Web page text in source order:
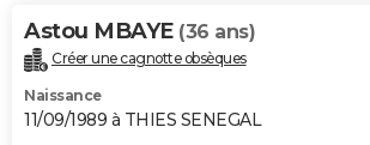
Carte de Noël
Carte Bonne année
Carte Saint-Valentin
Carte Pâques
Carte d'anniversaire
DICTIONNAIRE
Dictionnaire
Biographies
Citations
Expressions
Proverbes
PROGRAMME TV
Astou MBAYE (36 ans)
Créer une cagnotte obsèques
Naissance
11/09/1989 à THIES SENEGAL